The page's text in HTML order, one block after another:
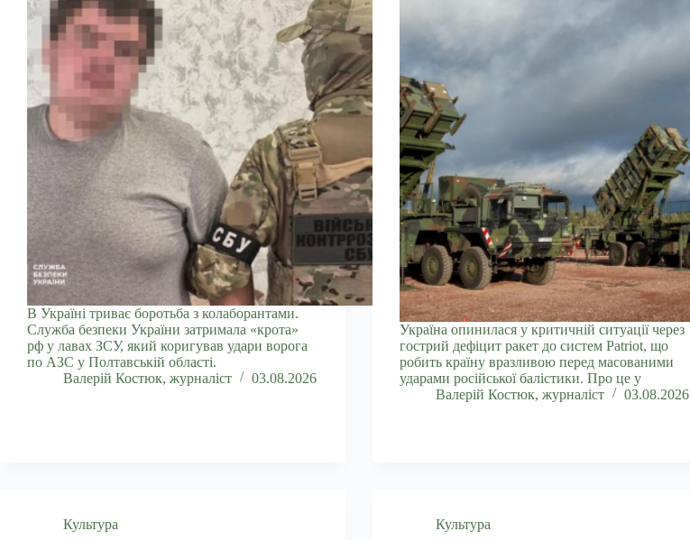
В Україні триває боротьба з колаборантами.
Служба безпеки України затримала «крота»
рф у лавах ЗСУ, який коригував удари ворога
по АЗС у Полтавській області.
Валерій Костюк, журналіст
03.08.2026
Україна опинилася у критичній ситуації через
гострий дефіцит ракет до систем Patriot, що
робить країну вразливою перед масованими
ударами російської балістики. Про це у
Валерій Костюк, журналіст
03.08.2026
Культура Культура